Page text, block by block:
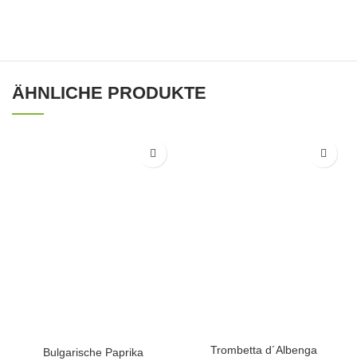
ÄHNLICHE PRODUKTE
Bulgarische Paprika Trombetta d´Albenga